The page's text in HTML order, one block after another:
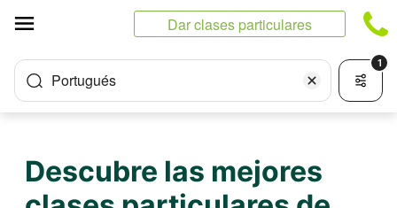
Dar clases particulares
Portugués
1
Descubre las mejores